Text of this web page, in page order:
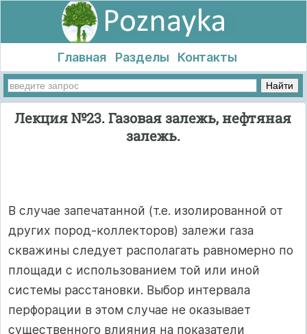
Главная Разделы Контакты
Лекция №23. Газовая залежь, нефтяная
залежь.
В случае запечатанной (т.е. изолированной от
других пород-коллекто­ров) залежи газа
скважины следует располагать равномерно по
пло­щади с использованием той или иной
системы расстановки. Выбор интервала
перфорации в этом случае не оказывает
существенного влияния на показатели